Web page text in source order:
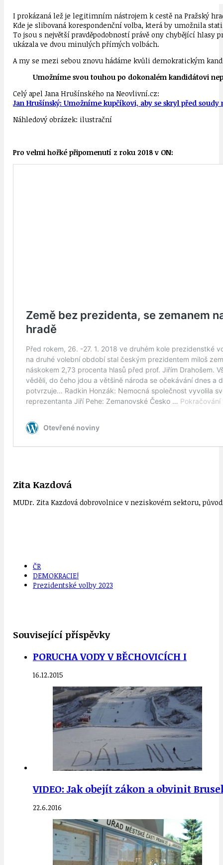
I prokázaná lež je legitimním nástrojem k cestě na Pražský
Kde je slibovaná korespondenční volba, která by umožnila
To jsou s největší pravděpodobností právě ony chybějící
ukázala ve dvou minulých přímých volbách.
A my se mezi sebou znovu hádáme kvůli demokratickým
Umožníme svou touhou po dokonalém kandidátovi
Celý apel Jana Hrušínského naNeovlivní.cz:
Jan Hrušínský: Umožníme kupčíkovi, aby se skryl před soudy
Náhledový obrázek: ilustrační
Pro velmi hořké připomenutí z roku 2018 v ON:
Zita Kazdová
MUDr. Zita Kazdová dobrovolnice v neziskovém sektoru,
ČR
DEMOKRACIE!
Prezidentské volby 2023
Související příspěvky
PORUCHA VODY V BĚCHOVICÍCH I
16.12.2015
VIDEO: Jak obejít zákon a obvinit
22.6.2016